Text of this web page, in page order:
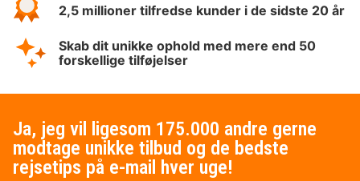
2,5 millioner tilfredse kunder i de sidste 20 år
Skab dit unikke ophold med mere end 50
forskellige tilføjelser
Ja, jeg vil ligesom 175.000 andre gerne
modtage unikke tilbud og de bedste
rejsetips på e-mail hver uge!